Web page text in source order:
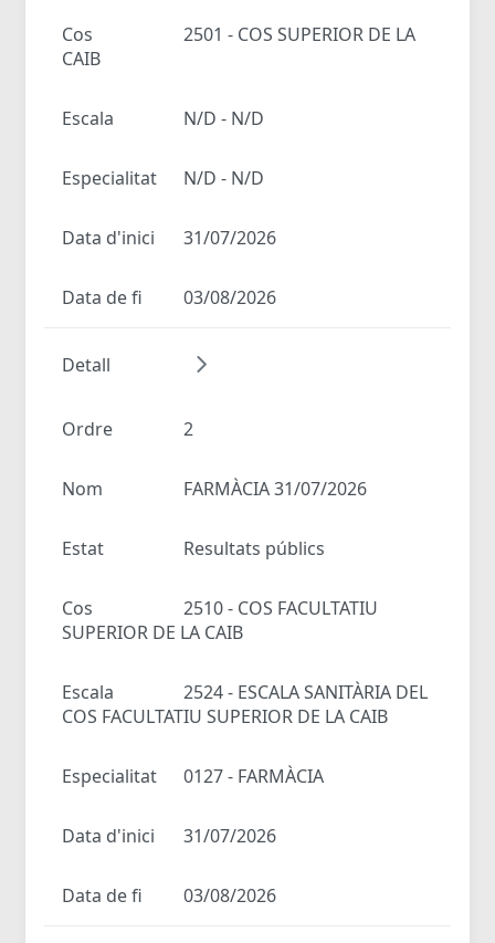
Cos
2501 - COS SUPERIOR DE LA
CAIB
Escala N/D - N/D
Especialitat N/D - N/D
Data d'inici 31/07/2026
Data de fi 03/08/2026
Detall
Ordre 2
Nom FARMÀCIA 31/07/2026
Estat Resultats públics
Cos
2510 - COS FACULTATIU
SUPERIOR DE LA CAIB
Escala
2524 - ESCALA SANITÀRIA DEL
COS FACULTATIU SUPERIOR DE LA CAIB
Especialitat 0127 - FARMÀCIA
Data d'inici 31/07/2026
Data de fi 03/08/2026